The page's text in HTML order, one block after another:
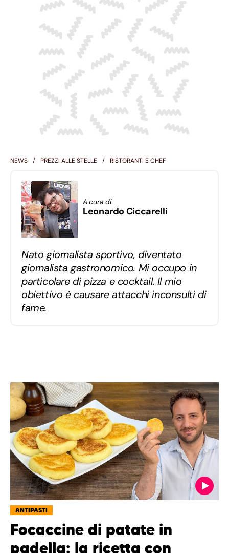
NEWS PREZZI ALLE STELLE RISTORANTI E CHEF
A cura di
Leonardo Ciccarelli
Nato giornalista sportivo, diventato
giornalista gastronomico. Mi occupo in
particolare di pizza e cocktail. Il mio
obiettivo è causare attacchi inconsulti di
fame.
ANTIPASTI
Focaccine di patate in
padella: la ricetta con